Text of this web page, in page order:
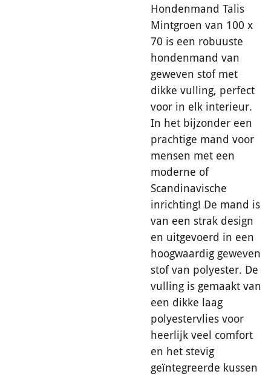
Hondenmand Talis
Mintgroen van 100 x
70 is een robuuste
hondenmand van
geweven stof met
dikke vulling, perfect
voor in elk interieur.
In het bijzonder een
prachtige mand voor
mensen met een
moderne of
Scandinavische
inrichting! De mand is
van een strak design
en uitgevoerd in een
hoogwaardig geweven
stof van polyester. De
vulling is gemaakt van
een dikke laag
polyestervlies voor
heerlijk veel comfort
en het stevig
geïntegreerde kussen